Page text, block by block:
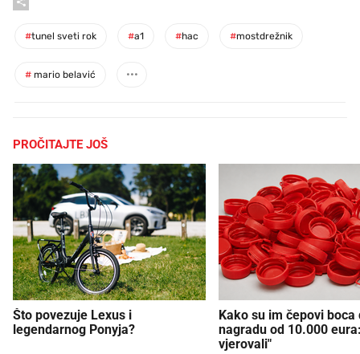
#tunel sveti rok #a1 #hac #mostdrežnik
# mario belavić
PROČITAJTE JOŠ
Što povezuje Lexus i
legendarnog Ponyja?
Kako su im čepovi boca
nagradu od 10.000
vjerovali"